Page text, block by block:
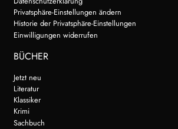
LIZENZEN | FOREIGN RIGHTS
Privatsphäre-Einstellungen ändern
Historie der Privatsphäre-Einstellungen
Einwilligungen widerrufen
BÜCHER
Jetzt neu
Literatur
Klassiker
Krimi
Sachbuch